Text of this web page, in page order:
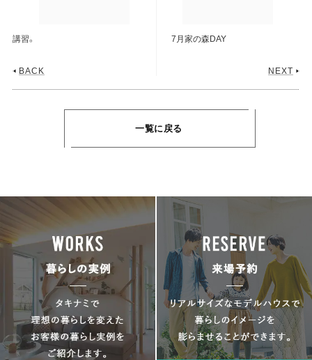
講習。
BACK
7月家の森DAY
NEXT
一覧に戻る